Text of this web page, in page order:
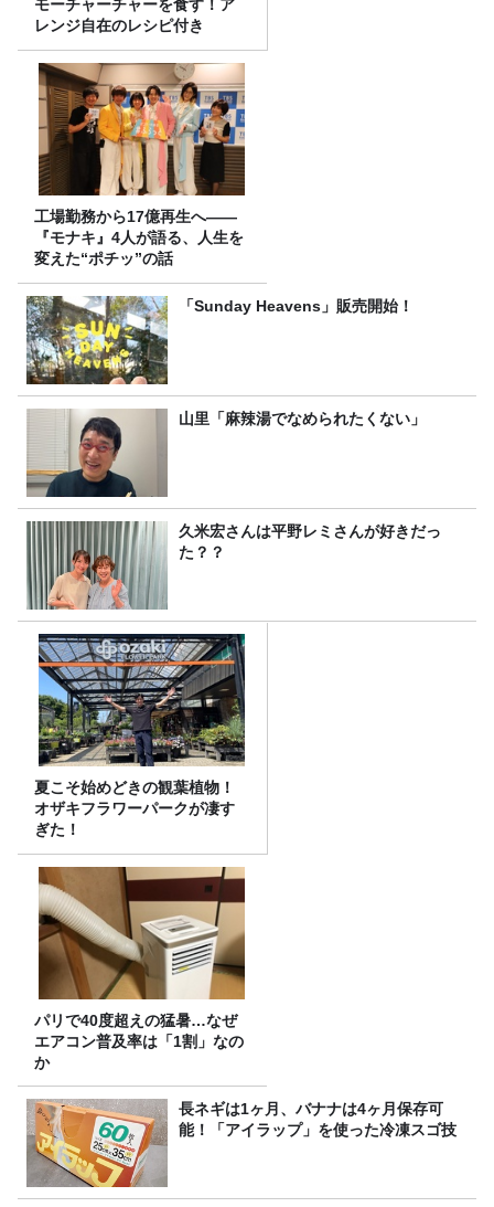
モーチャーチャーを食す！ア
レンジ自在のレシピ付き
工場勤務から17億再生へ——
『モナキ』4人が語る、人生を
変えた“ポチッ”の話
「Sunday Heavens」販売開始！
山里「麻辣湯でなめられたくない」
久米宏さんは平野レミさんが好きだっ
た？？
夏こそ始めどきの観葉植物！
オザキフラワーパークが凄す
ぎた！
パリで40度超えの猛暑…なぜ
エアコン普及率は「1割」なの
か
長ネギは1ヶ月、バナナは4ヶ月保存可
能！「アイラップ」を使った冷凍スゴ技